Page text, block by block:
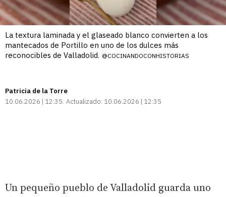
La textura laminada y el glaseado blanco convierten a los
mantecados de Portillo en uno de los dulces más
reconocibles de Valladolid. @COCINANDOCONHISTORIAS
Patricia de la Torre
10.06.2026 | 12:35 Actualizado: 10.06.2026 | 12:35
Un pequeño pueblo de Valladolid guarda uno